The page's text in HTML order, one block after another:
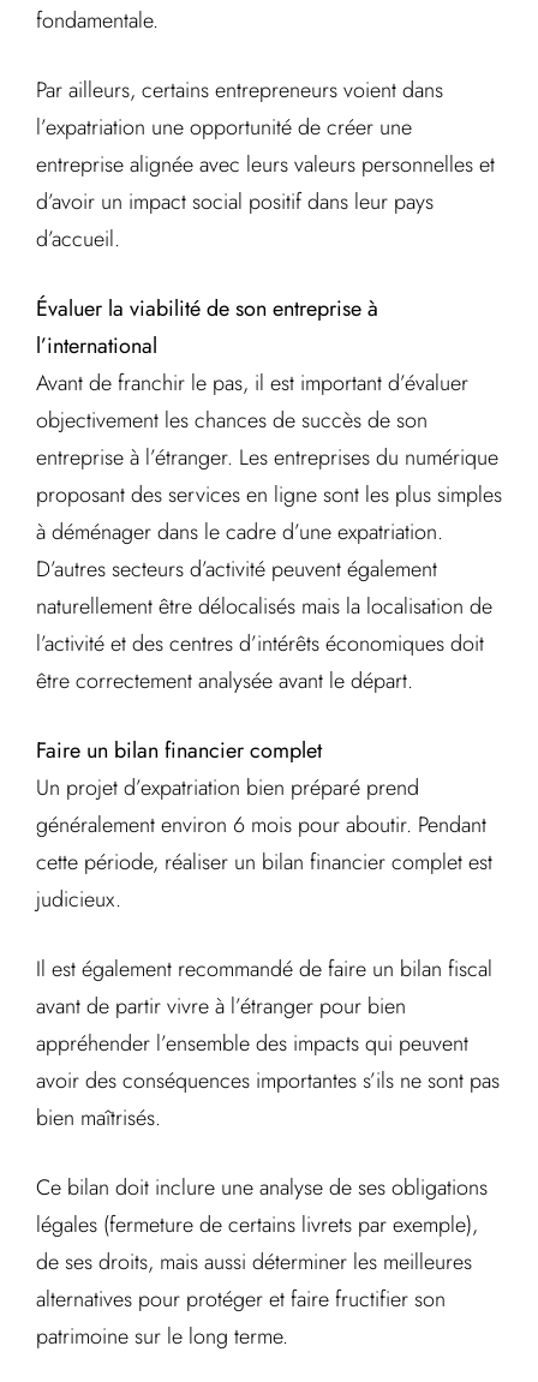
fondamentale.
Par ailleurs, certains entrepreneurs voient dans
l’expatriation une opportunité de créer une
entreprise alignée avec leurs valeurs personnelles et
d’avoir un impact social positif dans leur pays
d’accueil.
Évaluer la viabilité de son entreprise à
l’international
Avant de franchir le pas, il est important d’évaluer
objectivement les chances de succès de son
entreprise à l’étranger. Les entreprises du numérique
proposant des services en ligne sont les plus simples
à déménager dans le cadre d’une expatriation.
D’autres secteurs d’activité peuvent également
naturellement être délocalisés mais la localisation de
l’activité et des centres d’intérêts économiques doit
être correctement analysée avant le départ.
Faire un bilan financier complet
Un projet d’expatriation bien préparé prend
généralement environ 6 mois pour aboutir. Pendant
cette période, réaliser un bilan financier complet est
judicieux.
Il est également recommandé de faire un bilan fiscal
avant de partir vivre à l’étranger pour bien
appréhender l’ensemble des impacts qui peuvent
avoir des conséquences importantes s’ils ne sont pas
bien maîtrisés.
Ce bilan doit inclure une analyse de ses obligations
légales (fermeture de certains livrets par exemple),
de ses droits, mais aussi déterminer les meilleures
alternatives pour protéger et faire fructifier son
patrimoine sur le long terme.